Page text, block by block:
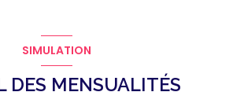
SIMULATION
DES MENSUALITÉS